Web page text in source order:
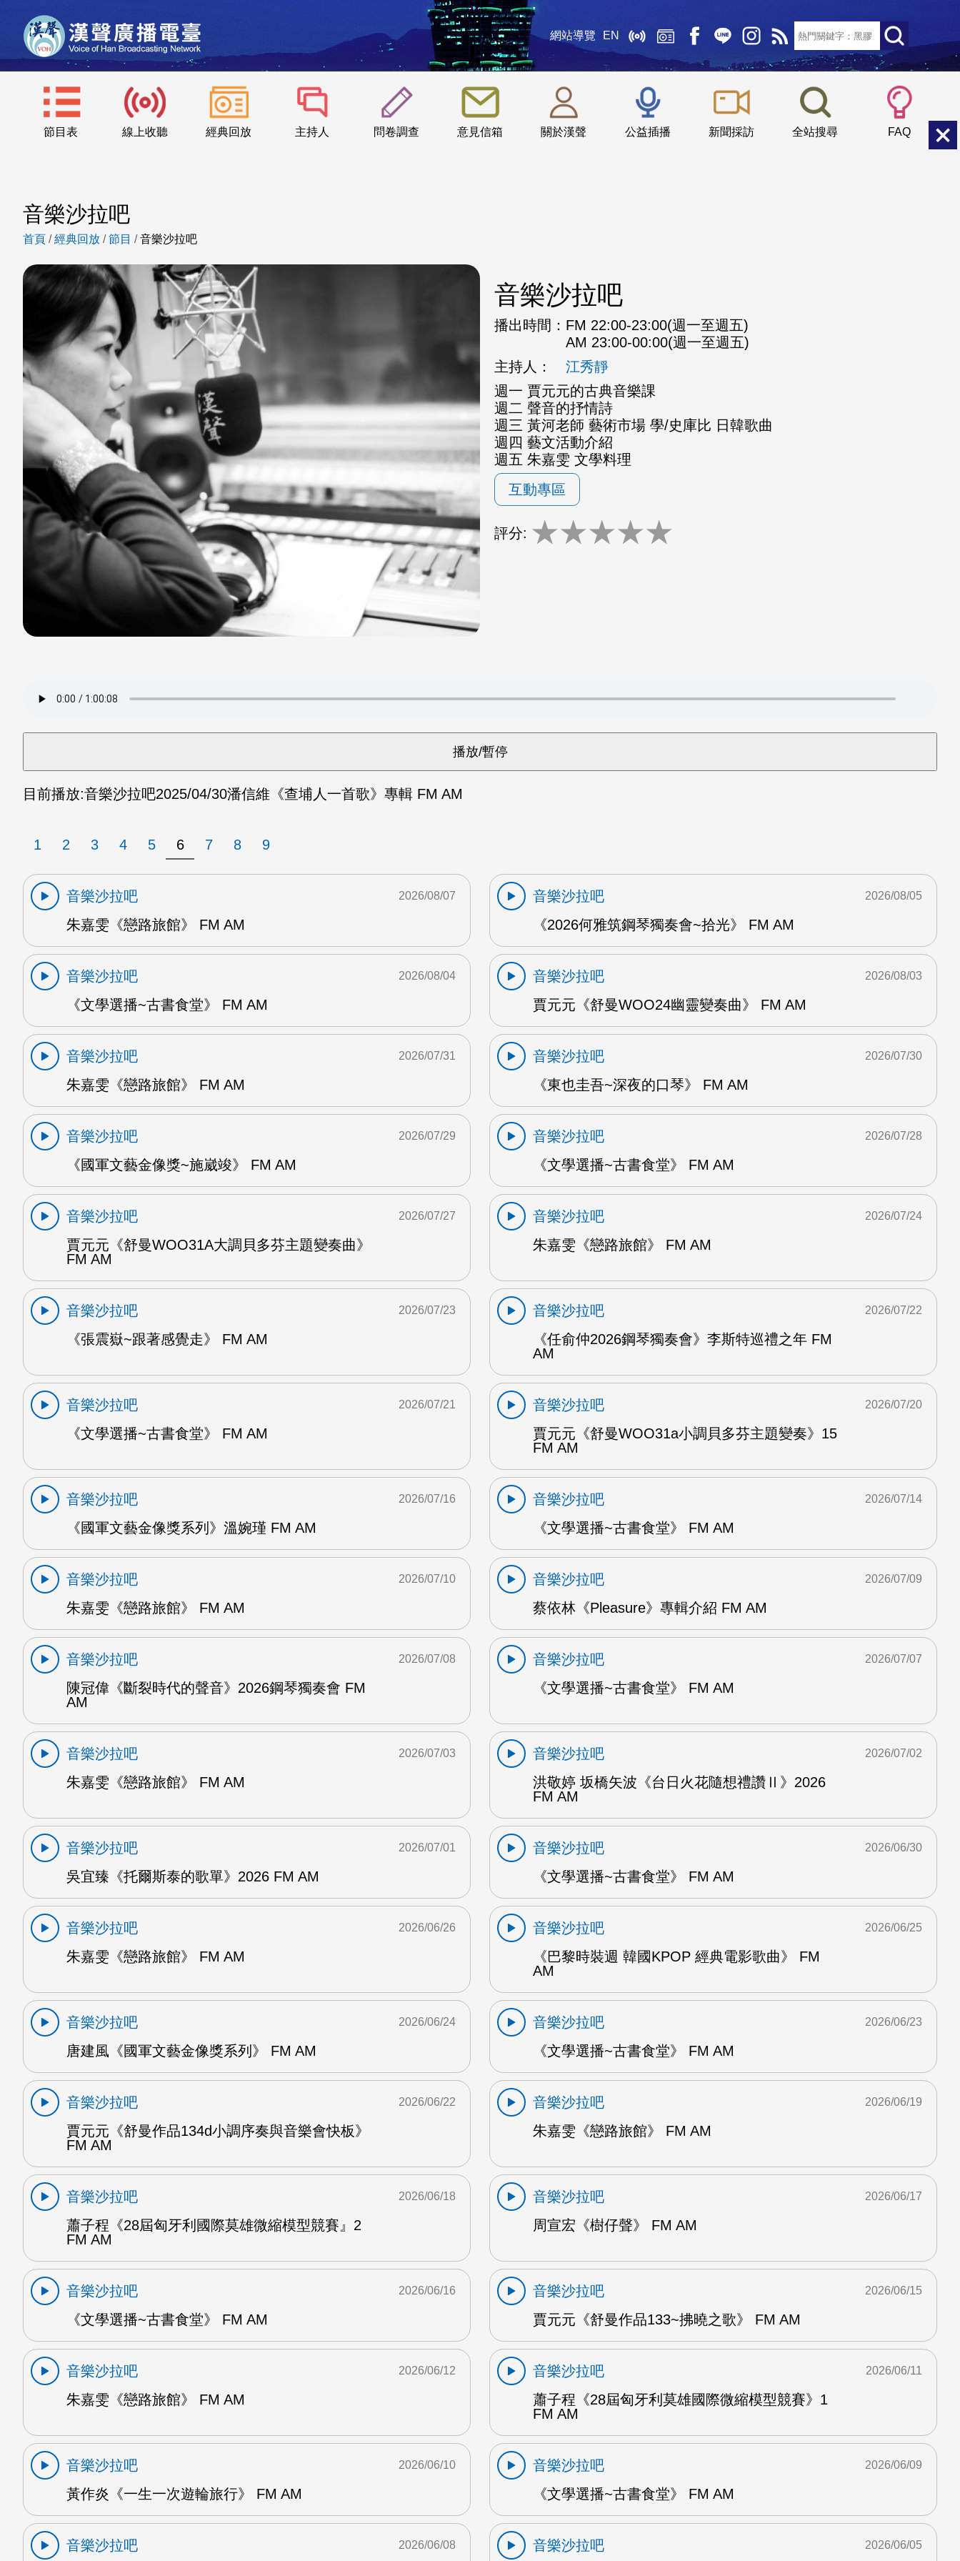
網站導覽 EN
節目表 線上收聽 經典回放 主持人 問卷調查 意見信箱 關於漢聲 公益插播 新聞採訪 全站搜尋 FAQ
::: 小 中
音樂沙拉吧
首頁 /經典回放 /節目 /音樂沙拉吧
音樂沙拉吧
播出時間： FM 22:00-23:00(週一至週五)
AM 23:00-00:00(週一至週五)
主持人：
江秀靜
週一 賈元元的古典音樂課
週二 聲音的抒情詩
週三 黃河老師 藝術市場 學/史庫比 日韓歌曲
週四 藝文活動介紹
週五 朱嘉雯 文學料理
互動專區
評分: ★★★★★
目前播放:音樂沙拉吧2025/04/30潘信維《查埔人一首歌》專輯 FM AM
1 2 3 4 5 6 7 8 9
音樂沙拉吧
朱嘉雯《戀路旅館》 FM AM
2026/08/07
音樂沙拉吧
《2026何雅筑鋼琴獨奏會~拾光》 FM AM
2026/08/05
音樂沙拉吧
《文學選播~古書食堂》 FM AM
2026/08/04
音樂沙拉吧
賈元元《舒曼WOO24幽靈變奏曲》 FM AM
2026/08/03
音樂沙拉吧
朱嘉雯《戀路旅館》 FM AM
2026/07/31
音樂沙拉吧
《東也圭吾~深夜的口琴》 FM AM
2026/07/30
音樂沙拉吧
《國軍文藝金像獎~施崴竣》 FM AM
2026/07/29
音樂沙拉吧
《文學選播~古書食堂》 FM AM
2026/07/28
音樂沙拉吧
賈元元《舒曼WOO31A大調貝多芬主題變奏曲》
FM AM
2026/07/27
音樂沙拉吧
朱嘉雯《戀路旅館》 FM AM
2026/07/24
音樂沙拉吧
《張震嶽~跟著感覺走》 FM AM
2026/07/23
音樂沙拉吧
《任俞仲2026鋼琴獨奏會》李斯特巡禮之年 FM
AM
2026/07/22
音樂沙拉吧
《文學選播~古書食堂》 FM AM
2026/07/21
音樂沙拉吧
賈元元《舒曼WOO31a小調貝多芬主題變奏》15
FM AM
2026/07/20
音樂沙拉吧
《國軍文藝金像獎系列》溫婉瑾 FM AM
2026/07/16
音樂沙拉吧
《文學選播~古書食堂》 FM AM
2026/07/14
音樂沙拉吧
朱嘉雯《戀路旅館》 FM AM
2026/07/10
音樂沙拉吧
蔡依林《Pleasure》專輯介紹 FM AM
2026/07/09
音樂沙拉吧
陳冠偉《斷裂時代的聲音》2026鋼琴獨奏會 FM
AM
2026/07/08
音樂沙拉吧
《文學選播~古書食堂》 FM AM
2026/07/07
音樂沙拉吧
朱嘉雯《戀路旅館》 FM AM
2026/07/03
音樂沙拉吧
洪敬婷 坂橋矢波《台日火花隨想禮讚Ⅱ》2026
FM AM
2026/07/02
音樂沙拉吧
吳宜臻《托爾斯泰的歌單》2026 FM AM
2026/07/01
音樂沙拉吧
《文學選播~古書食堂》 FM AM
2026/06/30
音樂沙拉吧
朱嘉雯《戀路旅館》 FM AM
2026/06/26
音樂沙拉吧
《巴黎時裝週 韓國KPOP 經典電影歌曲》 FM
AM
2026/06/25
音樂沙拉吧
唐建風《國軍文藝金像獎系列》 FM AM
2026/06/24
音樂沙拉吧
《文學選播~古書食堂》 FM AM
2026/06/23
音樂沙拉吧
賈元元《舒曼作品134d小調序奏與音樂會快板》
FM AM
2026/06/22
音樂沙拉吧
朱嘉雯《戀路旅館》 FM AM
2026/06/19
音樂沙拉吧
蕭子程《28屆匈牙利國際莫雄微縮模型競賽』2
FM AM
2026/06/18
音樂沙拉吧
周宣宏《樹仔聲》 FM AM
2026/06/17
音樂沙拉吧
《文學選播~古書食堂》 FM AM
2026/06/16
音樂沙拉吧
賈元元《舒曼作品133~拂曉之歌》 FM AM
2026/06/15
音樂沙拉吧
朱嘉雯《戀路旅館》 FM AM
2026/06/12
音樂沙拉吧
蕭子程《28屆匈牙利莫雄國際微縮模型競賽》1
FM AM
2026/06/11
音樂沙拉吧
黃作炎《一生一次遊輪旅行》 FM AM
2026/06/10
音樂沙拉吧
《文學選播~古書食堂》 FM AM
2026/06/09
音樂沙拉吧 2026/06/08 音樂沙拉吧 2026/06/05